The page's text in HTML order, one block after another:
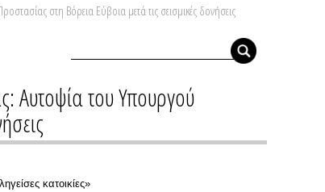
στη Βόρεια Εύβοια μετά τις σεισμικές δονήσεις
Αυτοψία του Υπουργού
κατοικίες»